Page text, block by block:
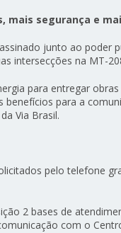
mais segurança e
junto ao
intersecções na MT-
para entregar
para a
Via Brasil.
pelo telefone
2 bases de
com o